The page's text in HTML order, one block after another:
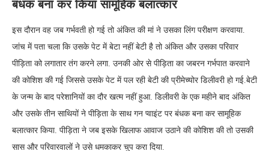
बंधक बना कर किया सामूहिक बलात्कार
इस दौरान वह जब गर्भवती हो गई तो अंकित की मां ने उसका लिंग परीक्षण करवाया.
जांच में पता चला कि उसके पेट में बेटा नहीं बेटी है तो अंकित और उसका परिवार
पीड़िता को लगातार तंग करने लगा. उनकी ओर से पीड़िता का जबरन गर्भपात करवाने
की कोशिश की गई जिससे उसके पेट में पल रही बेटी की प्रीमेच्योर डिलीवरी हो गई.बेटी
के जन्म के बाद परेशानियों का दौर खत्म नहीं हुआ. डिलीवरी के एक महीने बाद अंकित
और उसके तीन साथियों ने पीड़िता के साथ गन प्वाइंट पर बंधक बना कर सामूहिक
बलात्कार किया. पीड़िता ने जब इसके खिलाफ आवाज उठाने की कोशिश की तो उसकी
सास और परिवारवालों ने उसे धमकाकर चुप करा दिया.